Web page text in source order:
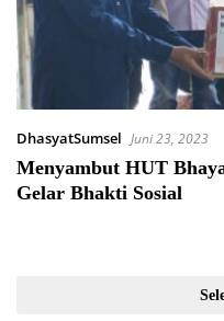
DhasyatSumsel Juni 23, 2023
Menyambut HUT
Gelar Bhakti Sosial